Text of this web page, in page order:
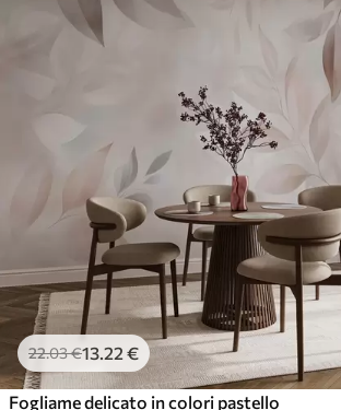
22.03€13.22 €
Fogliame delicato in colori pastello